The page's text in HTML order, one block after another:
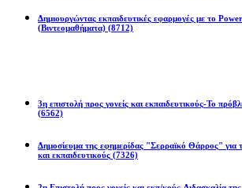
Δημιουργώντας εκπαιδευτικές εφαρμογές με το
(Βιντεομαθήματα) (8712)
3η επιστολή προς γονείς και εκπαιδευτικούς-Το
(6562)
Δημοσίευμα της εφημερίδας "Σερραϊκό Θάρρος" για
και εκπαιδευτικούς (7326)